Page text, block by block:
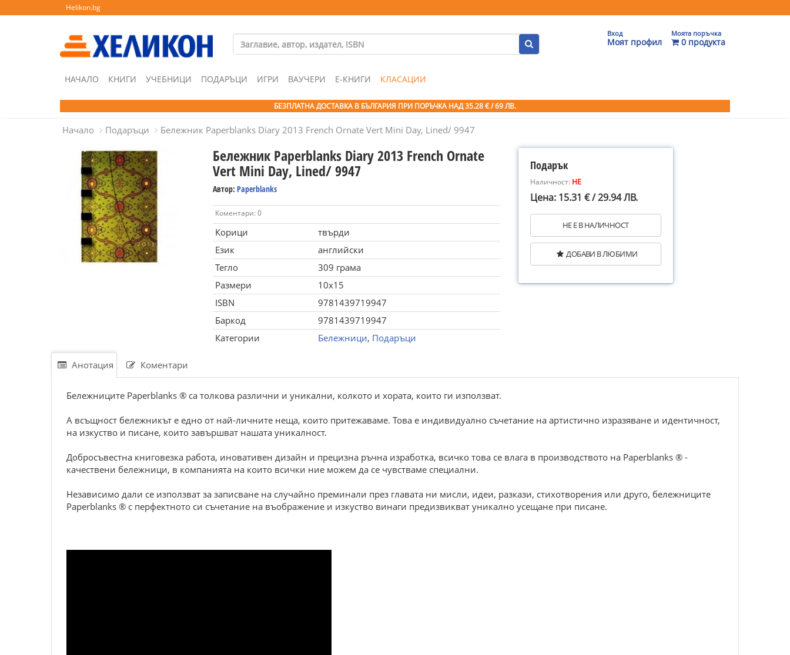
Helikon.bg
Вход
Моят профил
Моята поръчка
0 продукта
НАЧАЛО КНИГИ УЧЕБНИЦИ ПОДАРЪЦИ ИГРИ ВАУЧЕРИ Е-КНИГИ КЛАСАЦИИ
БЕЗПЛАТНА ДОСТАВКА В БЪЛГАРИЯ ПРИ ПОРЪЧКА НАД 35.28 € / 69 ЛВ.
Начало Подаръци Бележник Paperblanks Diary 2013 French Ornate Vert Mini Day, Lined/ 9947
Бележник Paperblanks Diary 2013 French Ornate
Vert Mini Day, Lined/ 9947
Автор: Paperblanks
Коментари: 0
Корици
твърди
Език
английски
Тегло
309 грама
Размери
10x15
ISBN
9781439719947
Баркод
9781439719947
Категории
Бележници, Подаръци
Подарък
Наличност: НЕ
Цена: 15.31 € / 29.94 ЛВ.
НЕ Е В НАЛИЧНОСТ
ДОБАВИ В ЛЮБИМИ
Анотация Коментари
Бележниците Paperblanks ® са толкова различни и уникални, колкото и хората, които ги използват.
А всъщност бележникът е едно от най-личните неща, които притежаваме. Това е индивидуално съчетание на артистично изразяване и идентичност,
на изкуство и писане, които завършват нашата уникалност.
Добросъвестна книговезка работа, иновативен дизайн и прецизна ръчна изработка, всичко това се влага в производството на Paperblanks ® -
качествени бележници, в компанията на които всички ние можем да се чувстваме специални.
Независимо дали се използват за записване на случайно преминали през главата ни мисли, идеи, разкази, стихотворения или друго, бележниците
Paperblanks ® с перфектното си съчетание на въображение и изкуство винаги предизвикват уникално усещане при писане.